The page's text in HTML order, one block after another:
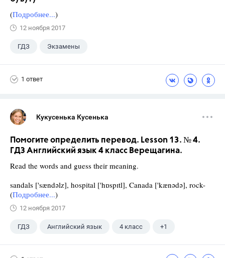
(Подробнее...)
12 ноября 2017
ГДЗ Экзамены
1 ответ
Кукусенька Кусенька
Помогите определить перевод. Lesson 13. № 4.
ГДЗ Английский язык 4 класс Верещагина.
Read the words and guess their meaning.
sandals ['sændəlz], hospital ['hɒspɪtl], Canada ['kænədə], rock-
(Подробнее...)
12 ноября 2017
ГДЗ Английский язык 4 класс +1